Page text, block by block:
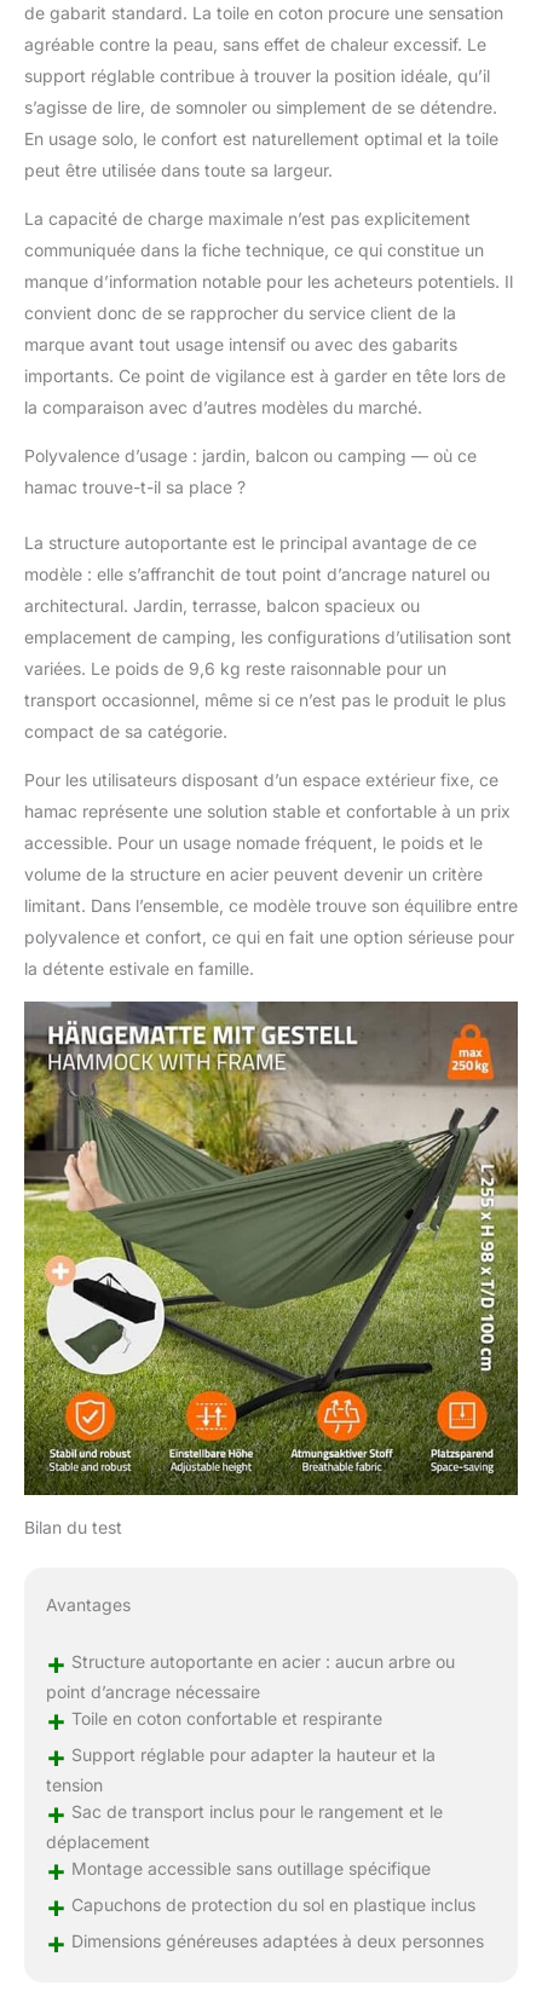
n'est pas seulement
facile à nettoyer, il
assure également une
ventilation suffisante
de votre peau. Le
hamac promet à la fois
confort et robustesse.
FACILITÉ
D'INSTALLATION - Le
démontage facile en 5
parties et le rangement
permettent de
l'emporter facilement
dans différents
terrasse à la plage ou
montage rapide en
quelques minutes -
instructions détaillées
et quincaillerie de
montage incluses.
de gabarit standard. La toile en coton procure une sensation
agréable contre la peau, sans effet de chaleur excessif. Le
support réglable contribue à trouver la position idéale, qu’il
s’agisse de lire, de somnoler ou simplement de se détendre.
En usage solo, le confort est naturellement optimal et la toile
peut être utilisée dans toute sa largeur.
La capacité de charge maximale n’est pas explicitement
communiquée dans la fiche technique, ce qui constitue un
manque d’information notable pour les acheteurs potentiels. Il
convient donc de se rapprocher du service client de la
marque avant tout usage intensif ou avec des gabarits
importants. Ce point de vigilance est à garder en tête lors de
la comparaison avec d’autres modèles du marché.
Polyvalence d’usage : jardin, balcon ou camping — où ce
hamac trouve-t-il sa place ?
La structure autoportante est le principal avantage de ce
modèle : elle s’affranchit de tout point d’ancrage naturel ou
architectural. Jardin, terrasse, balcon spacieux ou
emplacement de camping, les configurations d’utilisation sont
variées. Le poids de 9,6 kg reste raisonnable pour un
transport occasionnel, même si ce n’est pas le produit le plus
compact de sa catégorie.
Pour les utilisateurs disposant d’un espace extérieur fixe, ce
hamac représente une solution stable et confortable à un prix
accessible. Pour un usage nomade fréquent, le poids et le
volume de la structure en acier peuvent devenir un critère
limitant. Dans l’ensemble, ce modèle trouve son équilibre entre
polyvalence et confort, ce qui en fait une option sérieuse pour
la détente estivale en famille.
Bilan du test
Avantages
+ Structure autoportante en acier : aucun arbre ou
point d’ancrage nécessaire
+ Toile en coton confortable et respirante
+ Support réglable pour adapter la hauteur et la
tension
+ Sac de transport inclus pour le rangement et le
déplacement
+ Montage accessible sans outillage spécifique
+ Capuchons de protection du sol en plastique inclus
+ Dimensions généreuses adaptées à deux personnes